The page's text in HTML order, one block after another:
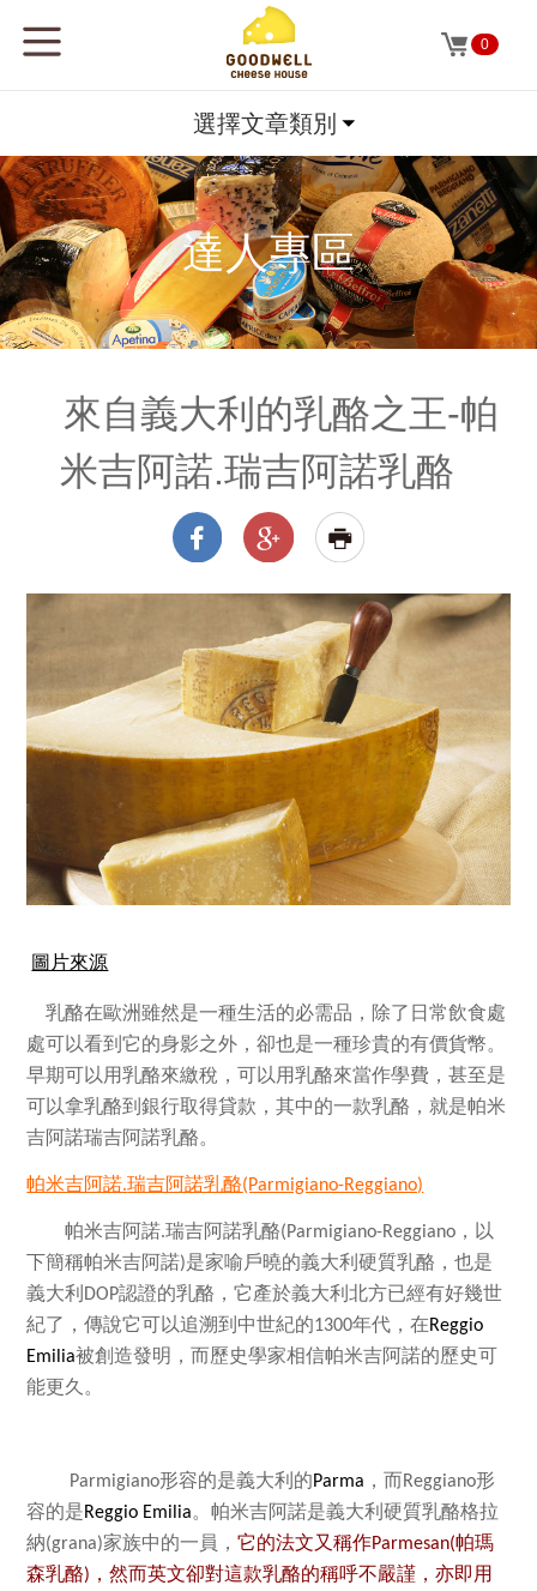
0
達人專區
選擇文章類別
來自義大利的乳酪之王-帕
米吉阿諾.瑞吉阿諾乳酪
圖片來源
乳酪在歐洲雖然是一種生活的必需品，除了日常飲食處
處可以看到它的身影之外，卻也是一種珍貴的有價貨幣。
早期可以用乳酪來繳稅，可以用乳酪來當作學費，甚至是
可以拿乳酪到銀行取得貸款，其中的一款乳酪，就是帕米
吉阿諾瑞吉阿諾乳酪。
帕米吉阿諾.瑞吉阿諾乳酪(Parmigiano-Reggiano)
帕米吉阿諾.瑞吉阿諾乳酪(Parmigiano-Reggiano ，以
下簡稱帕米吉阿諾)是家喻戶曉的義大利硬質乳酪，也是
義大利 DOP認證的乳酪，它產於義大利北方已經有好幾世
紀了，傳說它可以追溯到中世紀的1300年代，在Reggio
Emilia被創造發明，而歷史學家相信帕米吉阿諾的歷史可
能更久。
Parmigiano形容的是義大利的Parma ，而Reggiano形
容的是Reggio Emilia。帕米吉阿諾是義大利硬質乳酪格拉
納(grana)家族中的一員，它的法文又稱作Parmesan(帕瑪
森乳酪) ，然而英文卻對這款乳酪的稱呼不嚴謹，亦即用